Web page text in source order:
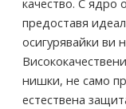
предоставя
осигурявайки ви
нишки, не само
естествена